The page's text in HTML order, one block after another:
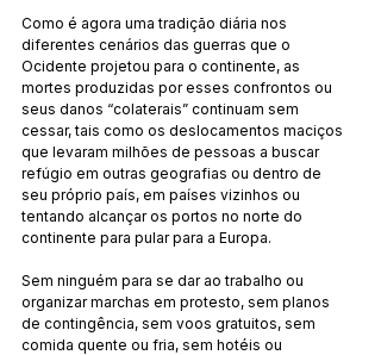
Como é agora uma tradição diária nos
diferentes cenários das guerras que o
Ocidente projetou para o continente, as
mortes produzidas por esses confrontos ou
seus danos “colaterais” continuam sem
cessar, tais como os deslocamentos maciços
que levaram milhões de pessoas a buscar
refúgio em outras geografias ou dentro de
seu próprio país, em países vizinhos ou
tentando alcançar os portos no norte do
continente para pular para a Europa.
Sem ninguém para se dar ao trabalho ou
organizar marchas em protesto, sem planos
de contingência, sem voos gratuitos, sem
comida quente ou fria, sem hotéis ou